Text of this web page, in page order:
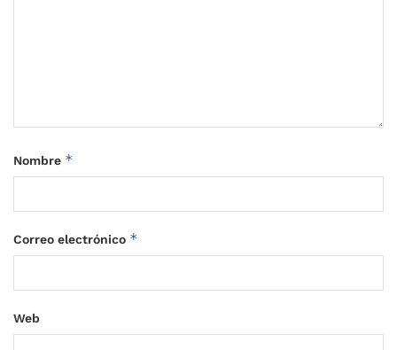
Nombre *
Correo electrónico *
Web